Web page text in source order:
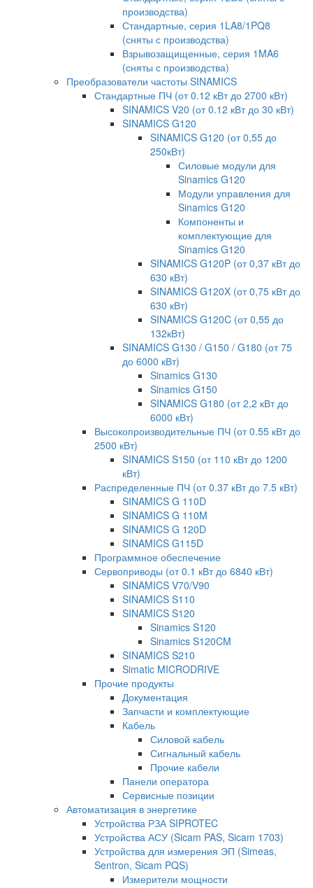
производства)
Стандартные, серия 1LA8/1PQ8
(сняты с производства)
Взрывозащищенные, серия 1MA6
(сняты с производства)
Преобразователи частоты SINAMICS
Стандартные ПЧ (от 0.12 кВт до 2700 кВт)
SINAMICS V20 (от 0.12 кВт до 30 кВт)
SINAMICS G120
SINAMICS G120 (от 0,55 до
250кВт)
Силовые модули для
Sinamics G120
Модули управления для
Sinamics G120
Компоненты и
комплектующие для
Sinamics G120
SINAMICS G120P (от 0,37 кВт до
630 кВт)
SINAMICS G120X (от 0,75 кВт до
630 кВт)
SINAMICS G120C (от 0,55 до
132кВт)
SINAMICS G130 / G150 / G180 (от 75
до 6000 кВт)
Sinamics G130
Sinamics G150
SINAMICS G180 (от 2,2 кВт до
6000 кВт)
Высокопроизводительные ПЧ (от 0.55 кВт до
2500 кВт)
SINAMICS S150 (от 110 кВт до 1200
кВт)
Распределенные ПЧ (от 0.37 кВт до 7.5 кВт)
SINAMICS G 110D
SINAMICS G 110M
SINAMICS G 120D
SINAMICS G115D
Программное обеспечение
Сервоприводы (от 0.1 кВт до 6840 кВт)
SINAMICS V70/V90
SINAMICS S110
SINAMICS S120
Sinamics S120
Sinamics S120CM
SINAMICS S210
Simatic MICRODRIVE
Прочие продукты
Документация
Запчасти и комплектующие
Кабель
Силовой кабель
Сигнальный кабель
Прочие кабели
Панели оператора
Сервисные позиции
Автоматизация в энергетике
Устройства РЗА SIPROTEC
Устройства АСУ (Sicam PAS, Sicam 1703)
Устройства для измерения ЭП (Simeas,
Sentron, Sicam PQS)
Измерители мощности